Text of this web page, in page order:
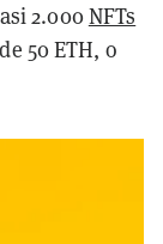
2.000NFTs
50 ETH, o